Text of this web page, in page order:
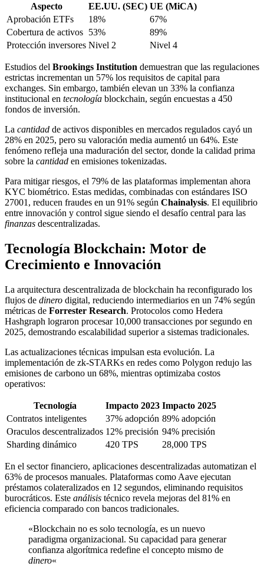
Aspecto EE.UU. (SEC) UE (MiCA)
Aprobación ETFs
18%
67%
Cobertura de activos 53%
89%
Protección inversores Nivel 2 Nivel 4
Estudios del Brookings Institution demuestran que las regulaciones
estrictas incrementan un 57% los requisitos de capital para
exchanges. Sin embargo, también elevan un 33% la confianza
institucional en tecnología blockchain, según encuestas a 450
fondos de inversión.
La cantidad de activos disponibles en mercados regulados cayó un
28% en 2025, pero su valoración media aumentó un 64%. Este
fenómeno refleja una maduración del sector, donde la calidad prima
sobre la cantidad en emisiones tokenizadas.
Para mitigar riesgos, el 79% de las plataformas implementan ahora
KYC biométrico. Estas medidas, combinadas con estándares ISO
27001, reducen fraudes en un 91% según Chainalysis. El equilibrio
entre innovación y control sigue siendo el desafío central para las
finanzas descentralizadas.
Tecnología Blockchain: Motor de
Crecimiento e Innovación
La arquitectura descentralizada de blockchain ha reconfigurado los
flujos de dinero digital, reduciendo intermediarios en un 74% según
métricas de Forrester Research. Protocolos como Hedera
Hashgraph lograron procesar 10,000 transacciones por segundo en
2025, demostrando escalabilidad superior a sistemas tradicionales.
Las actualizaciones técnicas impulsan esta evolución. La
implementación de zk-STARKs en redes como Polygon redujo las
emisiones de carbono un 68%, mientras optimizaba costos
operativos:
Tecnología Impacto 2023 Impacto 2025
Contratos inteligentes
37% adopción 89% adopción
Oraculos descentralizados 12% precisión 94% precisión
Sharding dinámico
420 TPS 28,000 TPS
En el sector financiero, aplicaciones descentralizadas automatizan el
63% de procesos manuales. Plataformas como Aave ejecutan
préstamos colateralizados en 12 segundos, eliminando requisitos
burocráticos. Este análisis técnico revela mejoras del 81% en
eficiencia comparado con bancos tradicionales.
«Blockchain no es solo tecnología, es un nuevo
paradigma organizacional. Su capacidad para generar
confianza algorítmica redefine el concepto mismo de
dinero«